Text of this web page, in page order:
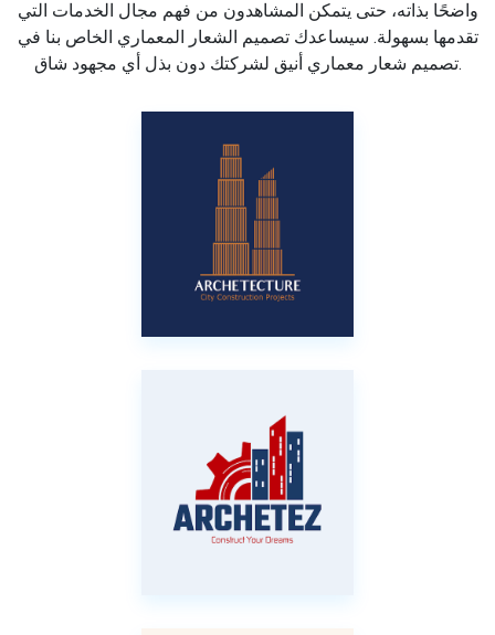
واضحًا بذاته، حتى يتمكن المشاهدون من فهم مجال الخدمات التي
تقدمها بسهولة. سيساعدك تصميم الشعار المعماري الخاص بنا في
تصميم شعار معماري أنيق لشركتك دون بذل أي مجهود شاق.